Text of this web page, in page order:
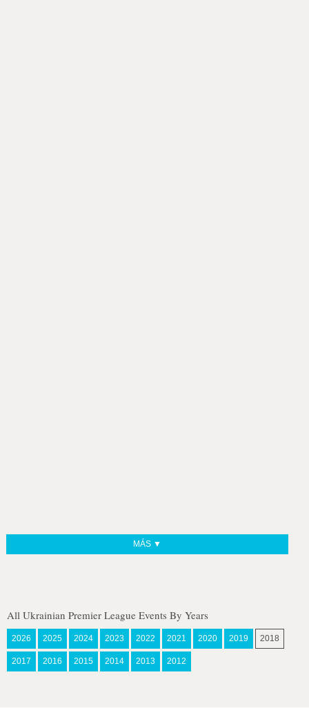
MÁS ▼
All Ukrainian Premier League Events By Years
2026 2025 2024 2023 2022 2021 2020 2019 2018
2017 2016 2015 2014 2013 2012